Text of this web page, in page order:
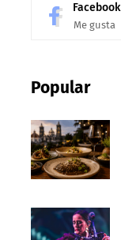
Facebook
Me gusta
Popular